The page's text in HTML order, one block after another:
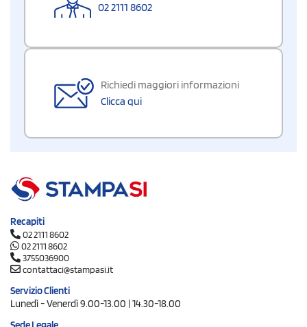
02 2111 8602
Richiedi maggiori informazioni
Clicca qui
Recapiti
02 2111 8602
02 2111 8602
3755036900
contattaci@stampasi.it
Servizio Clienti
Lunedì - Venerdì 9.00-13.00 | 14.30-18.00